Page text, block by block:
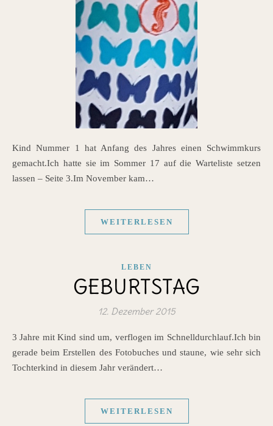
Kind Nummer 1 hat Anfang des Jahres einen Schwimmkurs
gemacht.Ich hatte sie im Sommer 17 auf die Warteliste setzen
lassen – Seite 3.Im November kam…
WEITERLESEN
LEBEN
GEBURTSTAG
12. Dezember 2015
3 Jahre mit Kind sind um, verflogen im Schnelldurchlauf.Ich bin
gerade beim Erstellen des Fotobuches und staune, wie sehr sich
Tochterkind in diesem Jahr verändert…
WEITERLESEN